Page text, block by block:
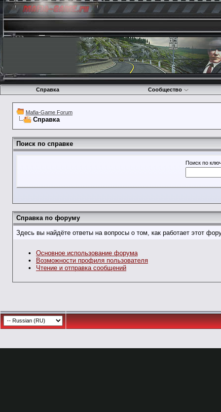
Справка Сообщество
Mafia-Game Forum
Справка
Поиск по справке
Поиск по
Справка по форуму
Здесь вы найдёте ответы на вопросы о том, как работает этот
Основное использование форума
Возможности профиля пользователя
Чтение и отправка сообщений